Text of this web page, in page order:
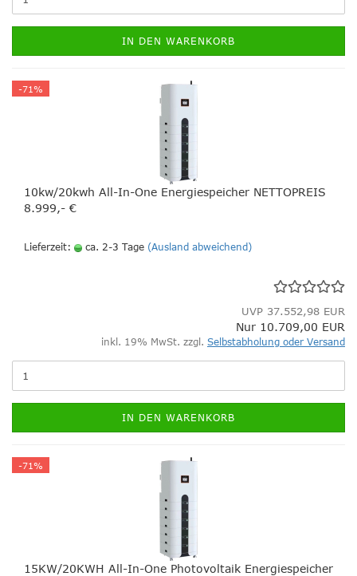
IN DEN WARENKORB
-71%
10kw/20kwh All-In-One Energiespeicher NETTOPREIS
8.999,- €
Lieferzeit: ca. 2-3 Tage (Ausland abweichend)
UVP 37.552,98 EUR
Nur 10.709,00 EUR
inkl. 19% MwSt. zzgl. Selbstabholung oder Versand
IN DEN WARENKORB
-71%
15KW/20KWH All-In-One Photovoltaik Energiespeicher